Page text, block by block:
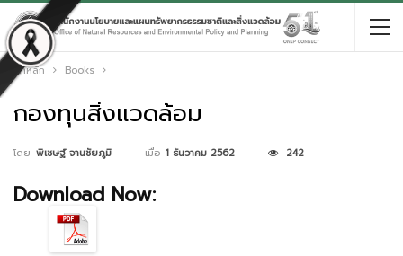
หน้าหลัก Books
กองทุนสิ่งแวดล้อม
โดย พิเชษฐ์ จานชัยภูมิ เมื่อ 1 ธันวาคม 2562 242
Download Now: